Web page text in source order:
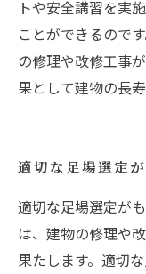
トや安全講習を実
ことができるので
の修理や改修工事
果として建物の長
適切な足場選定
適切な足場選定が
は、建物の修理や
果たします。適切